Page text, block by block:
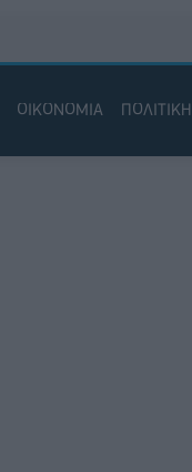
ΟΙΚΟΝΟΜΙΑ ΠΟΛΙΤΙΚΗ